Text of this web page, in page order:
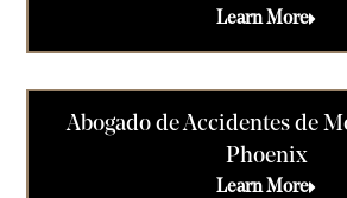
Learn More
Abogado de Accidentes de
Phoenix
Learn More